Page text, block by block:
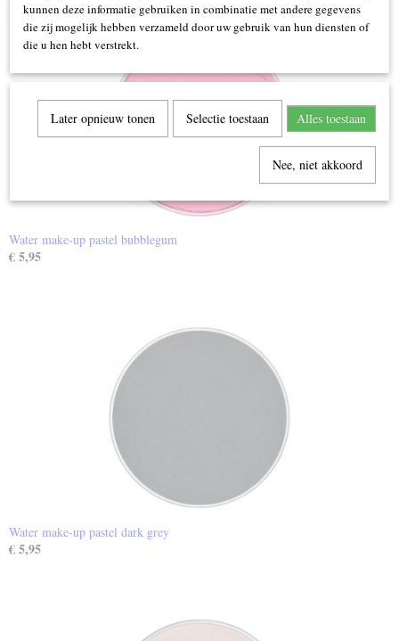
Ook interessant
Water make-up pastel bubblegum
€ 5,95
Water make-up pastel dark grey
€ 5,95
kunnen deze informatie gebruiken in combinatie met andere gegevens
die zij mogelijk hebben verzameld door uw gebruik van hun diensten of
die u hen hebt verstrekt.
Later opnieuw tonen Selectie toestaan Alles toestaan
Nee, niet akkoord